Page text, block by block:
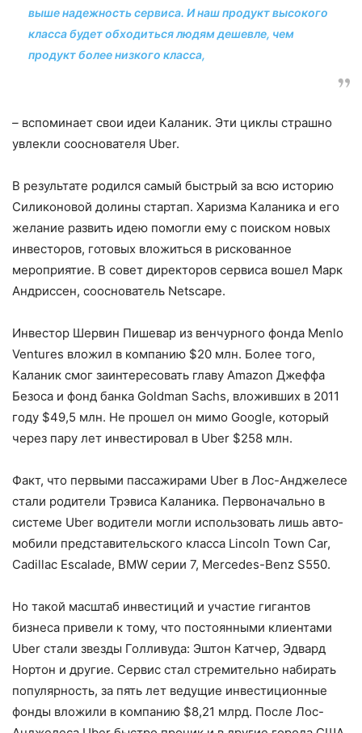
выше надежность сервиса. И наш про­дукт высокого
класса будет обходиться людям дешевле, чем
продукт более низкого класса,
– вспоминает свои идеи Каланик. Эти циклы страшно
увлекли сооснователя Uber.
В результате родился самый быстрый за всю историю
Силиконовой долины стартап. Харизма Каланика и его
жела­ние развить идею помогли ему с поиском новых
инвесторов, готовых вложиться в рискованное
мероприятие. В совет ди­ректоров сервиса вошел Марк
Андриссен, сооснователь Netscape.
Инвестор Шервин Пишевар из вен­чурного фонда Menlo
Ventures вложил в компанию $20 млн. Более того,
Каланик смог заинтересовать главу Amazon Джеф­фа
Безоса и фонд банка Goldman Sachs, вложивших в 2011
году $49,5 млн. Не про­шел он мимо Google, который
через пару лет инвестировал в Uber $258 млн.
Факт, что первыми пассажирами Uber в Лос-Анджелесе
стали родители Трэвиса Каланика. Первоначально в
системе Uber водители могли использовать лишь авто­
мобили представительского класса Lincoln Town Car,
Cadillac Escalade, BMW серии 7, Mercedes-Benz S550.
Но такой масштаб инвестиций и участие гигантов
бизнеса привели к тому, что постоянными клиентами
Uber стали звезды Голливуда: Эштон Катчер, Эдвард
Нортон и другие. Сервис стал стремитель­но набирать
популярность, за пять лет ведущие инвестиционные
фонды вложили в компанию $8,21 млрд. После Лос-